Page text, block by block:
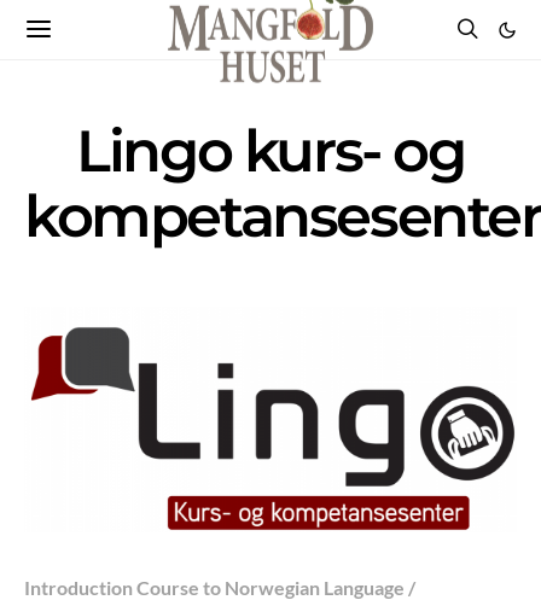
Lingo kurs- og
kompetansesenter
Introduction Course to Norwegian Language /